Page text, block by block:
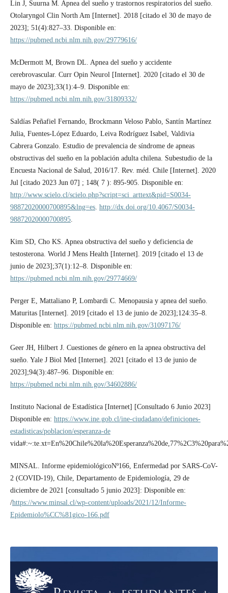
Lin J, Suurna M. Apnea del sueño y trastornos respiratorios del sueño.
Otolaryngol Clin North Am [Internet]. 2018 [citado el 30 de mayo de
2023]; 51(4):827–33. Disponible en:
https://pubmed.ncbi.nlm.nih.gov/29779616/
McDermott M, Brown DL. Apnea del sueño y accidente
cerebrovascular. Curr Opin Neurol [Internet]. 2020 [citado el 30 de
mayo de 2023];33(1):4–9. Disponible en:
https://pubmed.ncbi.nlm.nih.gov/31809332/
Saldías Peñafiel Fernando, Brockmann Veloso Pablo, Santín Martínez
Julia, Fuentes-López Eduardo, Leiva Rodríguez Isabel, Valdivia
Cabrera Gonzalo. Estudio de prevalencia de síndrome de apneas
obstructivas del sueño en la población adulta chilena. Subestudio de la
Encuesta Nacional de Salud, 2016/17. Rev. méd. Chile [Internet]. 2020
Jul [citado 2023 Jun 07] ; 148( 7 ): 895-905. Disponible en:
http://www.scielo.cl/scielo.php?script=sci_arttext&pid=S0034-
98872020000700895&lng=es. http://dx.doi.org/10.4067/S0034-
98872020000700895.
Kim SD, Cho KS. Apnea obstructiva del sueño y deficiencia de
testosterona. World J Mens Health [Internet]. 2019 [citado el 13 de
junio de 2023];37(1):12–8. Disponible en:
https://pubmed.ncbi.nlm.nih.gov/29774669/
Perger E, Mattaliano P, Lombardi C. Menopausia y apnea del sueño.
Maturitas [Internet]. 2019 [citado el 13 de junio de 2023];124:35–8.
Disponible en: https://pubmed.ncbi.nlm.nih.gov/31097176/
Geer JH, Hilbert J. Cuestiones de género en la apnea obstructiva del
sueño. Yale J Biol Med [Internet]. 2021 [citado el 13 de junio de
2023];94(3):487–96. Disponible en:
https://pubmed.ncbi.nlm.nih.gov/34602886/
Instituto Nacional de Estadística [Internet] [Consultado 6 Junio 2023]
Disponible en: https://www.ine.gob.cl/ine-ciudadano/definiciones-
estadisticas/poblacion/esperanza-de
MINSAL. Informe epidemiológicoNº166, Enfermedad por SARS-CoV-
2 (COVID-19), Chile, Departamento de Epidemiología, 29 de
diciembre de 2021 [consultado 5 junio 2023]: Disponible en:
/https://www.minsal.cl/wp-content/uploads/2021/12/Informe-
Epidemiolo%CC%81gico-166.pdf